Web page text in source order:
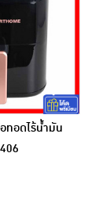
ทอดไร้น้ำมัน